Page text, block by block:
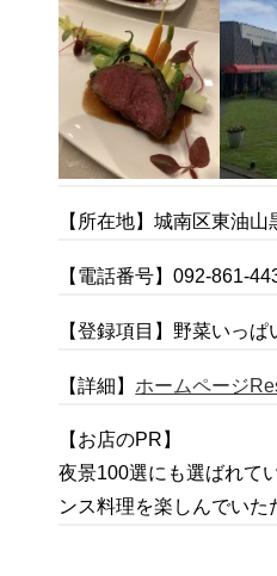
【所在地】城南区東油
【電話番号】092-861-
【登録項目】野菜いっぱ
【詳細】 ホームページ
【お店のPR】
夜景100選にも選ばれて
ンス料理を楽しんでいた